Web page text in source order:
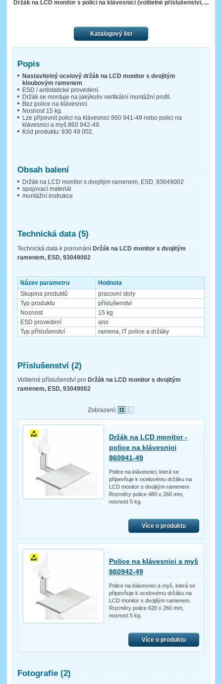
Držák na LCD monitor s policí na klávesnici (volitelné příslušenství, ...
Katalogový list
Popis
Nastavitelný ocelový držák na LCD monitor s dvojitým
kloubovým ramenem.
ESD / antistatické provedení.
Držák se montuje na jakýkoliv vertikální montážní profil.
Bez police na klávesnici.
Nosnost 15 kg.
Lze připevnit polici na klávesnici 860 941-49 nebo polici na
klávesnici a myš 860 942-49.
Kód produktu: 930 49 002.
Obsah balení
Držák na LCD monitor s dvojitým ramenem, ESD, 93049002
spojovací materiál
montážní instrukce
Technická data (5)
Technická data k porovnání Držák na LCD monitor s dvojitým
ramenem, ESD, 93049002
Název parametru
Hodnota
Skupina produktů
pracovní stoly
Typ produktu
příslušenství
Nosnost
15 kg
ESD provedení
ano
Typ příslušenství
ramena, IT police a držáky
Příslušenství (2)
Volitelné příslušenství pro Držák na LCD monitor s dvojitým
ramenem, ESD, 93049002
Zobrazení:
Držák na LCD monitor -
police na klávesnici
860941-49
Police na klávesnici, která se
připevňuje k ocelovému držáku na
LCD monitor s dvojitým ramenem.
Rozměry police 480 x 260 mm,
nosnost 5 kg.
Více o produktu
Police na klávesnici a myš
860942-49
Police na klávesnici a myš, která se
připevňuje k ocelovému držáku na
LCD monitor s dvojitým ramenem.
Rozměry police 620 x 260 mm,
nosnost 5 kg.
Více o produktu
Fotografie (2)